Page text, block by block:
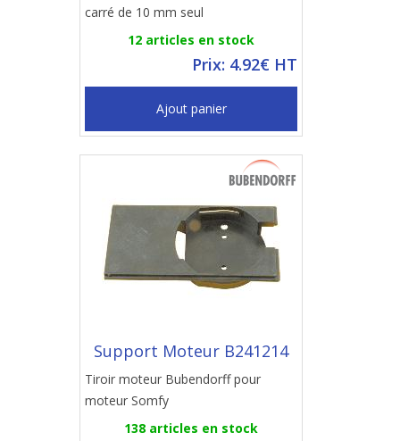
carré de 10 mm seul
12 articles en stock
Prix: 4.92€ HT
Ajout panier
Support Moteur B241214
Tiroir moteur Bubendorff pour
moteur Somfy
138 articles en stock